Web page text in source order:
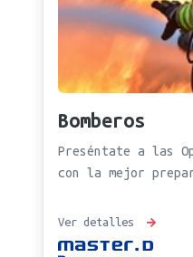
Bomberos
Preséntate a las
con la mejor
Ver detalles